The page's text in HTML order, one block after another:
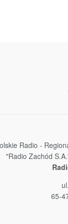
Radio -
"Radio Zachód
65-